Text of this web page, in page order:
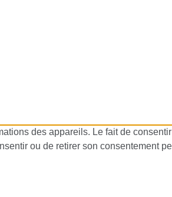
des appareils. Le fait de
ou de retirer son consentement